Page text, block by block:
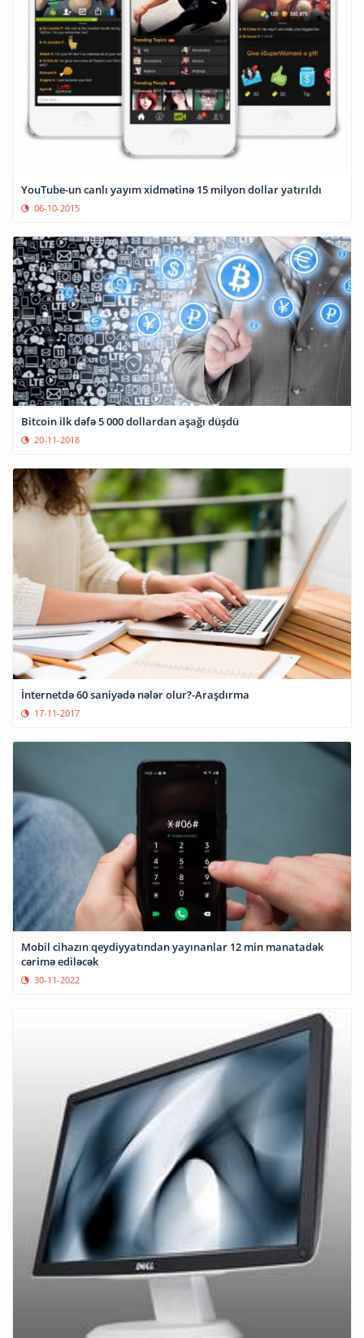
YouTube-un canlı yayım xidmətinə 15 milyon dollar yatırıldı
06-10-2015
Bitcoin ilk dəfə 5 000 dollardan aşağı düşdü
20-11-2018
İnternetdə 60 saniyədə nələr olur?-Araşdırma
17-11-2017
Mobil cihazın qeydiyyatından yayınanlar 12 min manatadək
cərimə ediləcək
30-11-2022